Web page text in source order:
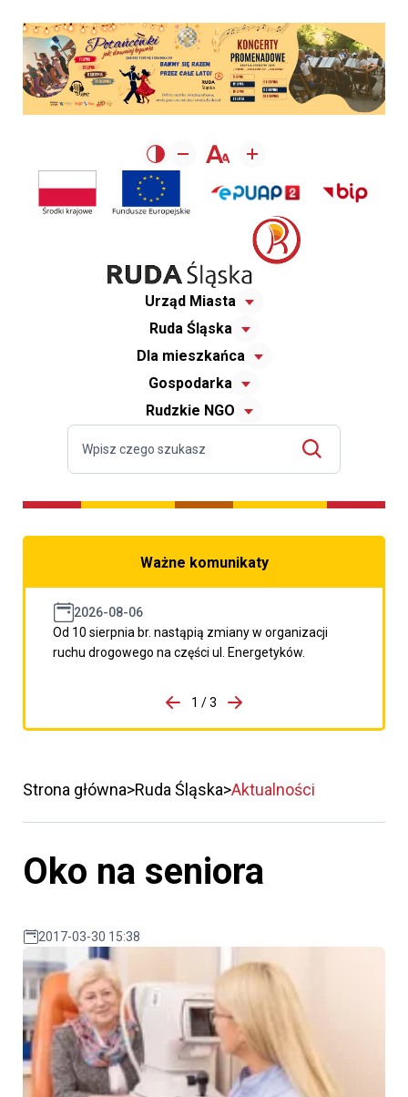
Urząd Miasta
Ruda Śląska
Dla mieszkańca
Gospodarka
Rudzkie NGO
Ważne komunikaty
2026-08-06
Od 10 sierpnia br. nastąpią zmiany w organizacji
ruchu drogowego na części ul. Energetyków.
porzpedniego komunikatu
1 / 3
Przejdź do następnego
Strona główna Ruda Śląska Aktualności
Oko na seniora
2017-03-30 15:38